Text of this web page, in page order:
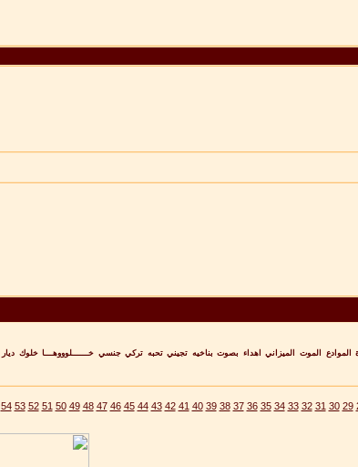
الموادع الموت الميزاني اهداء بصوت بناخيه تجيني تحبه تركي جنسي خــــــلوووهـــا خلوك ديار
29
30
31
32
33
34
35
36
37
38
39
40
41
42
43
44
45
46
47
48
49
50
51
52
53
54